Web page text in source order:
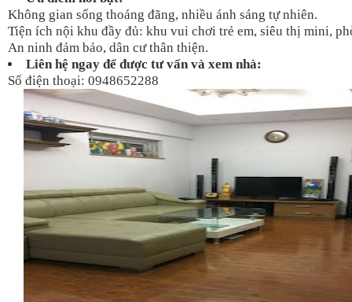
Không gian sống thoáng đãng, nhiều ánh sáng tự nhiên.
Tiện ích nội khu đầy đủ: khu vui chơi trẻ em, siêu thị mini,
An ninh đảm bảo, dân cư thân thiện.
Liên hệ ngay để được tư vấn và xem nhà:
Số điện thoại: 0948652288